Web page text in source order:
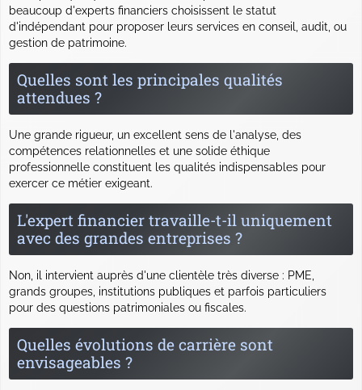
beaucoup d'experts financiers choisissent le statut
d'indépendant pour proposer leurs services en conseil, audit, ou
gestion de patrimoine.
Quelles sont les principales qualités
attendues ?
Une grande rigueur, un excellent sens de l'analyse, des
compétences relationnelles et une solide éthique
professionnelle constituent les qualités indispensables pour
exercer ce métier exigeant.
L'expert financier travaille-t-il uniquement
avec des grandes entreprises ?
Non, il intervient auprès d'une clientèle très diverse : PME,
grands groupes, institutions publiques et parfois particuliers
pour des questions patrimoniales ou fiscales.
Quelles évolutions de carrière sont
envisageables ?